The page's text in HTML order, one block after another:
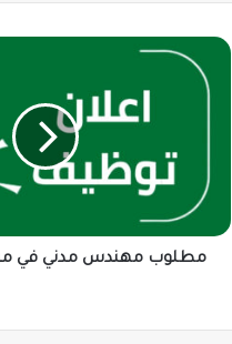
مطلوب
مهندس
مدني
الفني
مطلوب مهندس مدني في